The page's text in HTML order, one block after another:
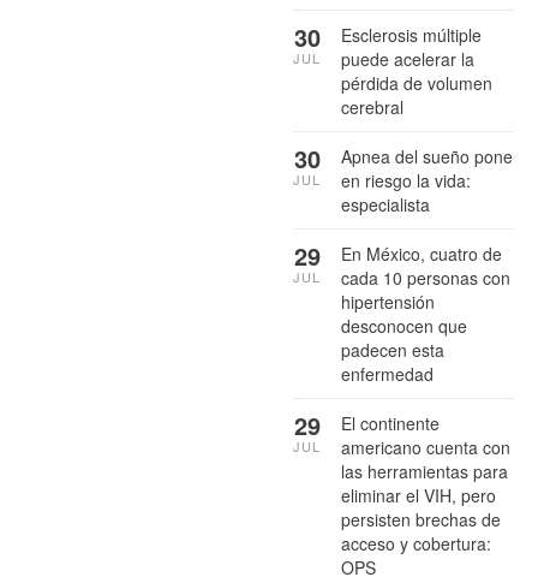
Esclerosis múltiple
puede acelerar la
pérdida de volumen
cerebral
30
JUL
Apnea del sueño pone
en riesgo la vida:
especialista
30
JUL
En México, cuatro de
cada 10 personas con
hipertensión
desconocen que
padecen esta
enfermedad
29
JUL
El continente
americano cuenta con
las herramientas para
eliminar el VIH, pero
persisten brechas de
acceso y cobertura:
OPS
29
JUL